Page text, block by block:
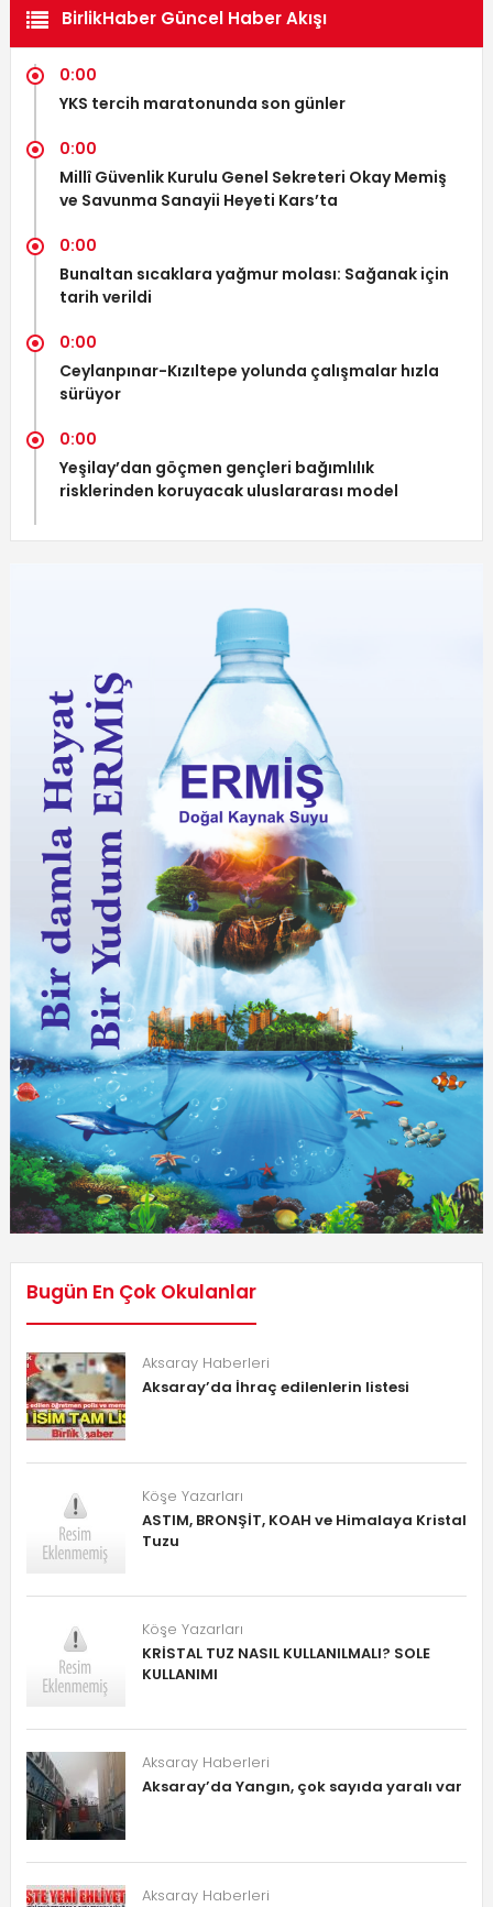
BirlikHaber Güncel Haber Akışı
0:00
YKS tercih maratonunda son günler
0:00
Millî Güvenlik Kurulu Genel Sekreteri Okay Memiş
ve Savunma Sanayii Heyeti Kars’ta
0:00
Bunaltan sıcaklara yağmur molası: Sağanak için
tarih verildi
0:00
Ceylanpınar-Kızıltepe yolunda çalışmalar hızla
sürüyor
0:00
Yeşilay’dan göçmen gençleri bağımlılık
risklerinden koruyacak uluslararası model
Bugün En Çok Okulanlar
Aksaray Haberleri
Aksaray’da İhraç edilenlerin listesi
Köşe Yazarları
ASTIM, BRONŞİT, KOAH ve Himalaya Kristal
Tuzu
Köşe Yazarları
KRİSTAL TUZ NASIL KULLANILMALI? SOLE
KULLANIMI
Aksaray Haberleri
Aksaray’da Yangın, çok sayıda yaralı var
Aksaray Haberleri